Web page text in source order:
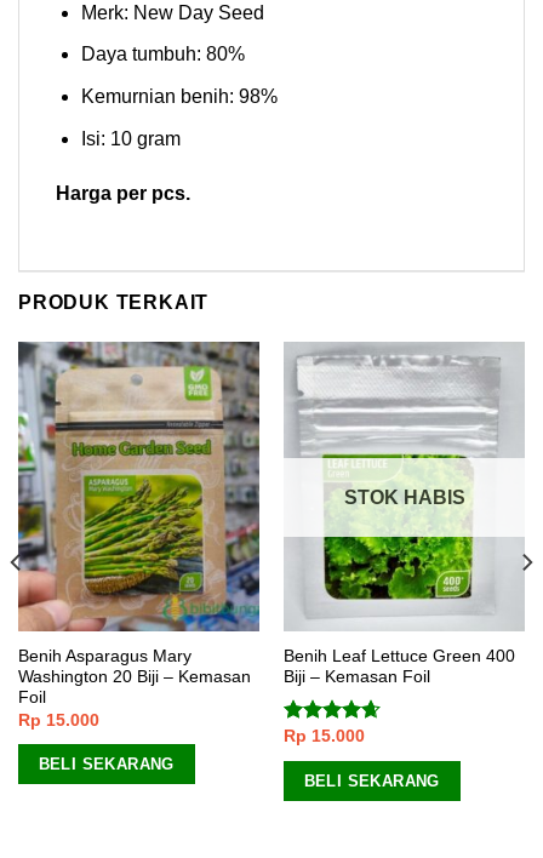
Merk: New Day Seed
Daya tumbuh: 80%
Kemurnian benih: 98%
Isi: 10 gram
Harga per pcs.
PRODUK TERKAIT
Benih Asparagus Mary
Washington 20 Biji – Kemasan
Foil
Rp 15.000
BELI SEKARANG
STOK HABIS
Benih Leaf Lettuce Green 400
Biji – Kemasan Foil
Dinilai
4.33dari
Rp 15.000
BELI SEKARANG